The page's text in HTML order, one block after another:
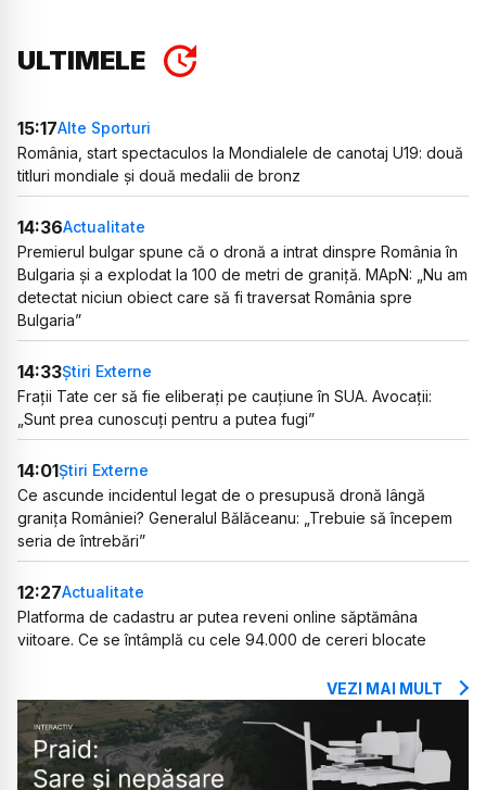
ULTIMELE
15:17Alte Sporturi
România, start spectaculos la Mondialele de canotaj U19: două
titluri mondiale și două medalii de bronz
14:36Actualitate
Premierul bulgar spune că o dronă a intrat dinspre România în
Bulgaria și a explodat la 100 de metri de graniță. MApN: „Nu am
detectat niciun obiect care să fi traversat România spre
Bulgaria”
14:33Știri Externe
Frații Tate cer să fie eliberați pe cauțiune în SUA. Avocații:
„Sunt prea cunoscuți pentru a putea fugi”
14:01Știri Externe
Ce ascunde incidentul legat de o presupusă dronă lângă
granița României? Generalul Bălăceanu: „Trebuie să începem
seria de întrebări”
12:27Actualitate
Platforma de cadastru ar putea reveni online săptămâna
viitoare. Ce se întâmplă cu cele 94.000 de cereri blocate
VEZI MAI MULT